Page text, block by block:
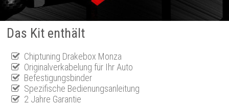
Das Kit enthält
Chiptuning Drakebox Monza
Originalverkabelung für Ihr Auto
Befestigungsbinder
Spezifische Bedienungsanleitung
2 Jahre Garantie